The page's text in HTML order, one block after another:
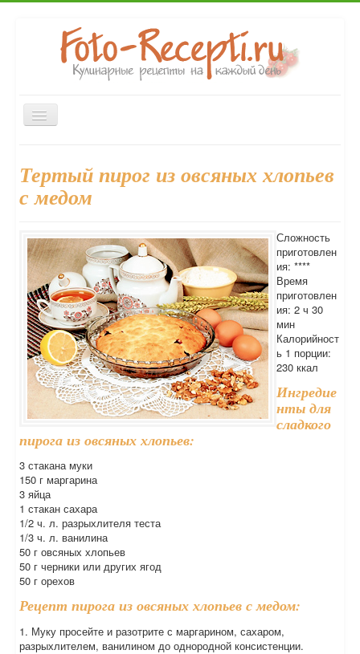
Включить/
выключить
Десерты Выпечка Напитки
Консервирование
Форум
Тертый пирог из овсяных хлопьев
с медом
Сложность
приготовлен
ия: ****
Время
приготовлен
ия: 2 ч 30
мин
Калорийност
ь 1 порции:
230 ккал
Ингредие
нты для
сладкого
пирога из овсяных хлопьев:
3 стакана муки
150 г маргарина
3 яйца
1 стакан сахара
1/2 ч. л. разрыхлителя теста
1/3 ч. л. ванилина
50 г овсяных хлопьев
50 г черники или других ягод
50 г орехов
Рецепт пирога из овсяных хлопьев с медом:
1. Муку просейте и разотрите с маргарином, сахаром,
разрыхлителем, ванилином до однородной консистенции.